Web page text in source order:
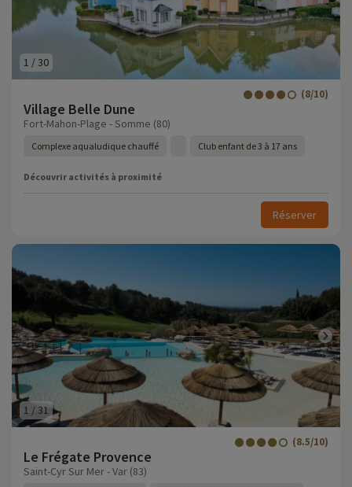
1 /30
Village Belle Dune
(8/10)
Fort-Mahon-Plage - Somme (80)
Complexe aqualudique chauffé Club enfant de 3 à 17 ans
Découvrir activités à proximité
Réserver
1 /31
Le Frégate Provence
(8.5/10)
Saint-Cyr Sur Mer - Var (83)